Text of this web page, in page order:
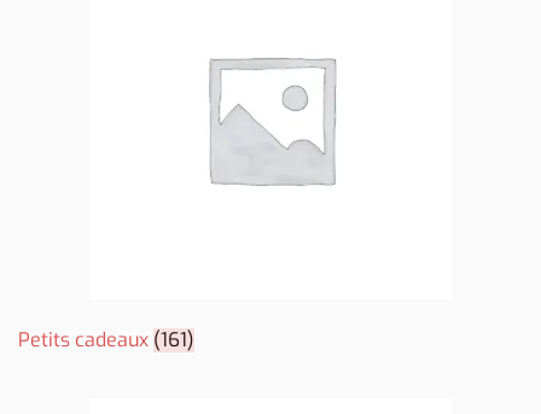
Petits cadeaux (161)